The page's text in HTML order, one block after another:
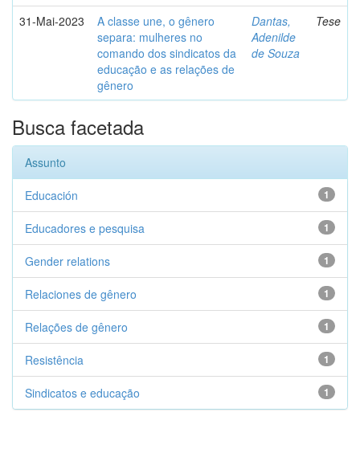
31-Mai-2023
A classe une, o gênero
separa: mulheres no
comando dos sindicatos da
educação e as relações de
gênero
Dantas,
Adenilde
de Souza
Tese
Busca facetada
Assunto
1
Educación
1
Educadores e pesquisa
1
Gender relations
1
Relaciones de gênero
1
Relações de gênero
1
Resistência
1
Sindicatos e educação